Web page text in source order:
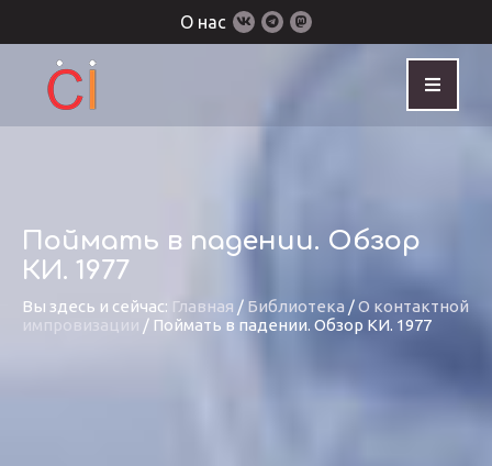
О нас
Поймать в падении. Обзор
КИ. 1977
Вы здесь и сейчас: Главная / Библиотека /О контактной
импровизации / Поймать в падении. Обзор КИ. 1977